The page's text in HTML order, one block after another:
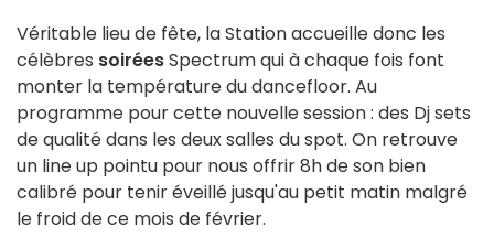
Véritable lieu de fête, la Station accueille donc les
célèbres soiréesSpectrum qui à chaque fois font
monter la température du dancefloor. Au
programme pour cette nouvelle session : des Dj sets
de qualité dans les deux salles du spot. On retrouve
un line up pointu pour nous offrir 8h de son bien
calibré pour tenir éveillé jusqu'au petit matin malgré
le froid de ce mois de février.